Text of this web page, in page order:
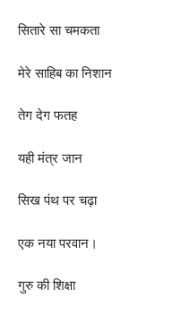
सितारे सा चमकता
मेरे साहिब का निशान
तेग देग फतह
यही मंत्र जान
सिख पंथ पर चढ़ा
एक नया परवान।
गुरु की शिक्षा